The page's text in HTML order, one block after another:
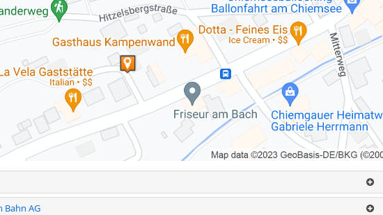
Fotografien und spannende Hintergrundinformationen geben Einblicke in die Entstehung
zum 11. September während der regulären Öffnungszeiten des Rathauses kostenlos
Bahn AG